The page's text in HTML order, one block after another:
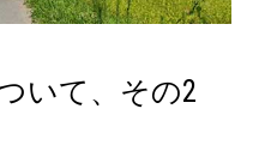
いて、その2